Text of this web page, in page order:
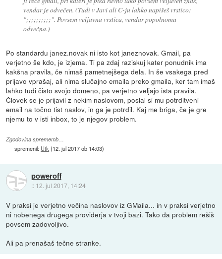
vendar je odvečen. (Tudi v Javi ali C-ju lahko napišeš vrstico:
";;;;;;;;;;". Povsem veljavna vrstica, vendar popolnoma
odvečna.)
Po standardu janez.novak ni isto kot janeznovak. Gmail, pa
verjetno še kdo, je izjema. Ti pa zdaj raziskuj kater ponudnik ima
kakšna pravila, če nimaš pametnejšega dela. In še vsakega pred
prijavo vprašaj, ali nima slučajno emaila preko gmaila, ker tam imaš
lahko tudi čisto svojo domeno, pa verjetno veljajo ista pravila.
Človek se je prijavil z nekim naslovom, poslal si mu potrditveni
email na točno tist naslov, in ga je potrdil. Kaj me briga, če je gre
njemu to v isti inbox, to je njegov problem.
Zgodovina sprememb…
spremenil: Utk(12. jul 2017 ob 14:03)
poweroff
:: 12. jul 2017, 14:24
V praksi je verjetno večina naslovov iz GMaila... in v praksi verjetno
ni nobenega drugega providerja v tvoji bazi. Tako da problem rešiš
povsem zadovoljivo.
Ali pa prenašaš tečne stranke.